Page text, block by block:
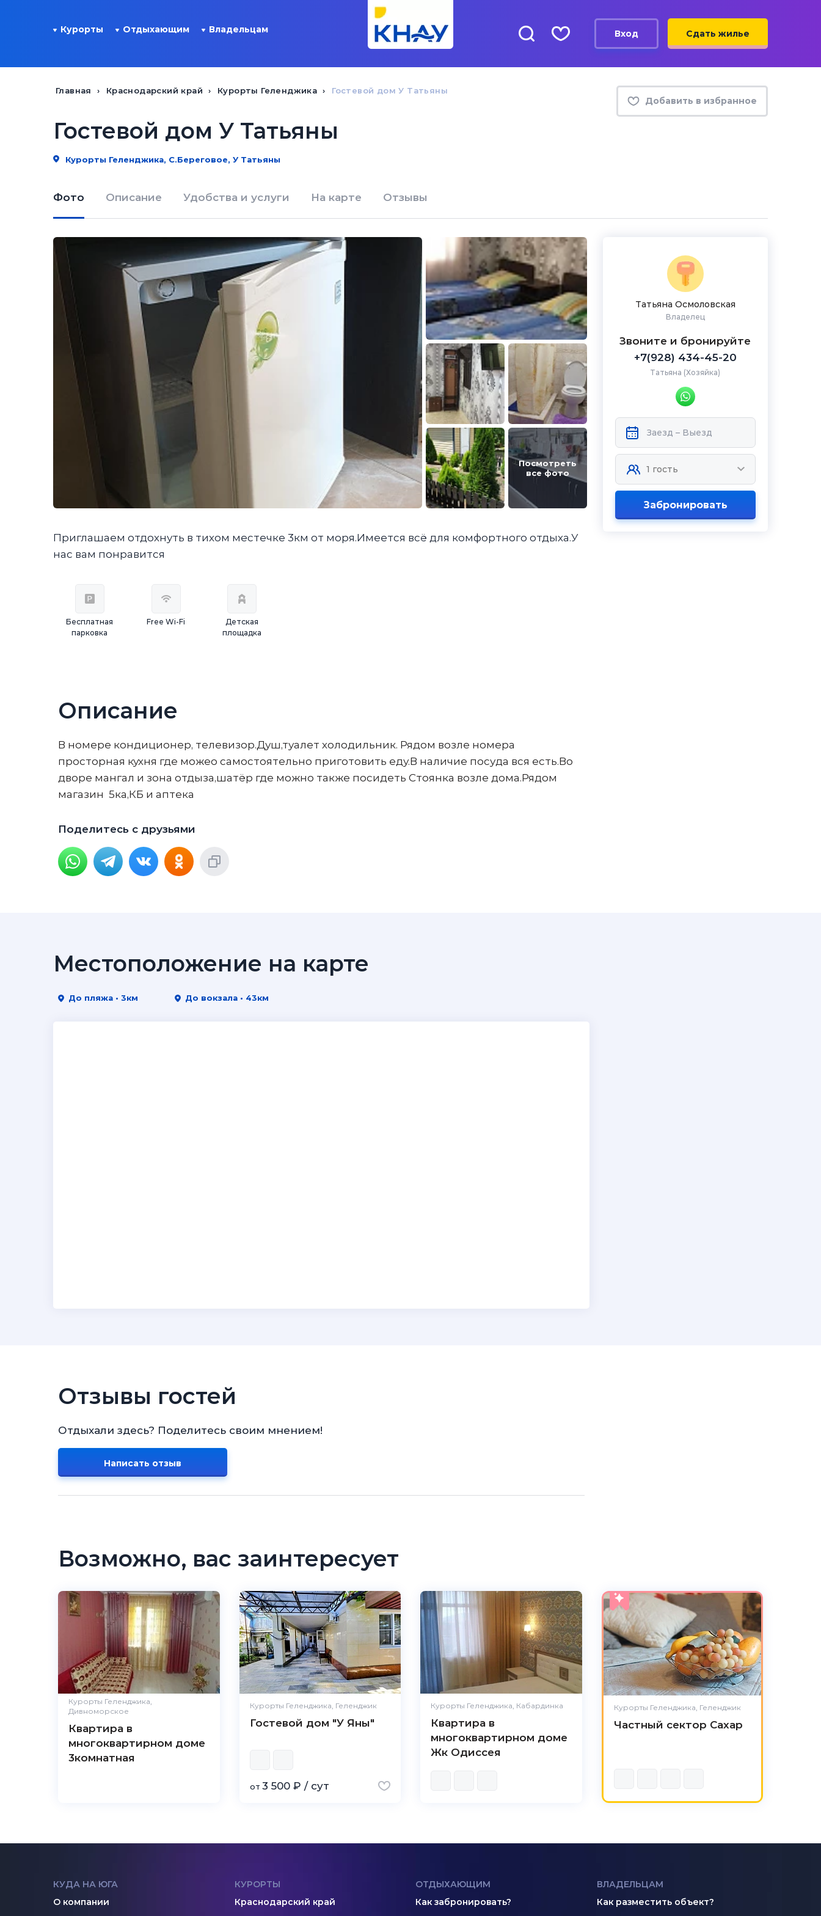
Курорты Отдыхающим Владельцам Вход Сдать жилье
Главная Краснодарский край Курорты Геленджика Гостевой дом У Татьяны
Добавить в избранное
Гостевой дом У Татьяны
Курорты Геленджика, С.Береговое, У Татьяны
Фото Описание Удобства и услуги На карте Отзывы
Посмотреть
все фото
Татьяна Осмоловская
Владелец
Звоните и бронируйте
+7(928) 434-45-20
Татьяна (Хозяйка)
Забронировать
Приглашаем отдохнуть в тихом местечке 3км от моря.Имеется всё для комфортного отдыха.У
нас вам понравится
Бесплатная
парковка
Free Wi-Fi
Детская
площадка
Описание
В номере кондиционер, телевизор.Душ,туалет холодильник. Рядом возле номера
просторная кухня где можео самостоятельно приготовить еду.В наличие посуда вся есть.Во
дворе мангал и зона отдыза,шатёр где можно также посидеть Стоянка возле дома.Рядом
магазин 5ка,КБ и аптека
Поделитесь с друзьями
Местоположение на карте
До пляжа • 3км До вокзала • 43км
Отзывы гостей
Отдыхали здесь? Поделитесь своим мнением!
Написать отзыв
Возможно, вас заинтересует
Курорты Геленджика,
Дивноморское
Квартира в
многоквартирном доме
3комнатная
Курорты Геленджика, Геленджик
Гостевой дом "У Яны"
от 3 500 ₽ / сут
Курорты Геленджика, Кабардинка
Квартира в
многоквартирном доме
Жк Одиссея
Курорты Геленджика, Геленджик
Частный сектор Сахар
КУДА НА ЮГА
О компании
КУРОРТЫ
Краснодарский край
ОТДЫХАЮЩИМ
Как забронировать?
ВЛАДЕЛЬЦАМ
Как разместить объект?